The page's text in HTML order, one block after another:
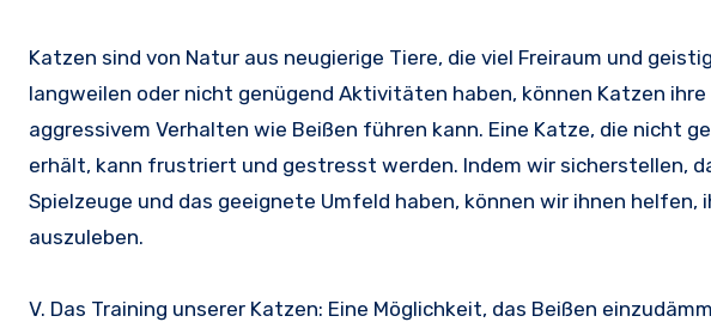
Katzen sind von Natur aus neugierige Tiere, die viel Freiraum und
langweilen oder nicht genügend Aktivitäten haben, können Katzen
aggressivem Verhalten wie Beißen führen kann. Eine Katze, die nicht
erhält, kann frustriert und gestresst werden. Indem wir sicherstellen,
Spielzeuge und das geeignete Umfeld haben, können wir ihnen
auszuleben.
V. Das Training unserer Katzen: Eine Möglichkeit, das Beißen